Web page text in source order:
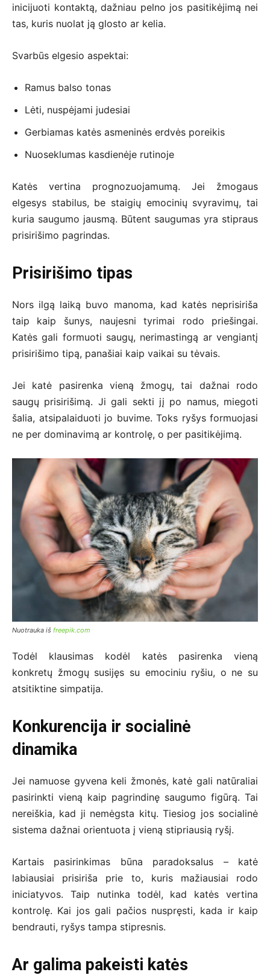
inicijuoti kontaktą, dažniau pelno jos pasitikėjimą nei
tas, kuris nuolat ją glosto ar kelia.
Svarbūs elgesio aspektai:
Ramus balso tonas
Lėti, nuspėjami judesiai
Gerbiamas katės asmeninės erdvės poreikis
Nuoseklumas kasdienėje rutinoje
Katės vertina prognozuojamumą. Jei žmogaus
elgesys stabilus, be staigių emocinių svyravimų, tai
kuria saugumo jausmą. Būtent saugumas yra stipraus
prisirišimo pagrindas.
Prisirišimo tipas
Nors ilgą laiką buvo manoma, kad katės neprisiriša
taip kaip šunys, naujesni tyrimai rodo priešingai.
Katės gali formuoti saugų, nerimastingą ar vengiantį
prisirišimo tipą, panašiai kaip vaikai su tėvais.
Jei katė pasirenka vieną žmogų, tai dažnai rodo
saugų prisirišimą. Ji gali sekti jį po namus, miegoti
šalia, atsipalaiduoti jo buvime. Toks ryšys formuojasi
ne per dominavimą ar kontrolę, o per pasitikėjimą.
Nuotrauka iš freepik.com
Todėl klausimas kodėl katės pasirenka vieną
konkretų žmogų susijęs su emociniu ryšiu, o ne su
atsitiktine simpatija.
Konkurencija ir socialinė
dinamika
Jei namuose gyvena keli žmonės, katė gali natūraliai
pasirinkti vieną kaip pagrindinę saugumo figūrą. Tai
nereiškia, kad ji nemėgsta kitų. Tiesiog jos socialinė
sistema dažnai orientuota į vieną stipriausią ryšį.
Kartais pasirinkimas būna paradoksalus – katė
labiausiai prisiriša prie to, kuris mažiausiai rodo
iniciatyvos. Taip nutinka todėl, kad katės vertina
kontrolę. Kai jos gali pačios nuspręsti, kada ir kaip
bendrauti, ryšys tampa stipresnis.
Ar galima pakeisti katės